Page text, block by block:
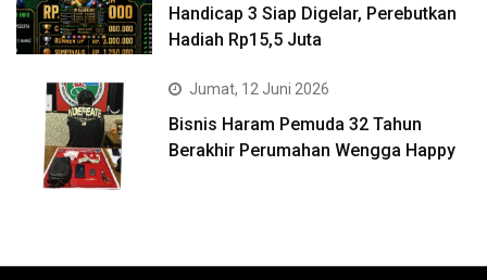
Handicap 3 Siap Digelar, Perebutkan
Hadiah Rp15,5 Juta
Jumat, 12 Juni 2026
Bisnis Haram Pemuda 32 Tahun
Berakhir Perumahan Wengga Happy